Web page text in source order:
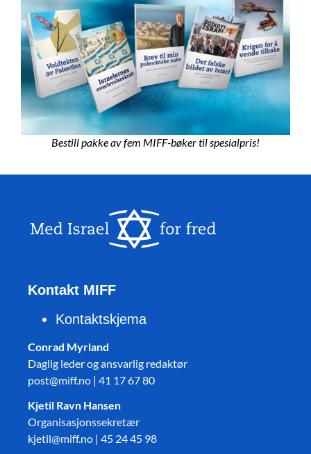
Bestill pakke av fem MIFF-bøker til spesialpris!
Kontakt MIFF
Kontaktskjema
Conrad Myrland
Daglig leder og ansvarlig redaktør
post@miff.no | 41 17 67 80
Kjetil Ravn Hansen
Organisasjonssekretær
kjetil@miff.no | 45 24 45 98